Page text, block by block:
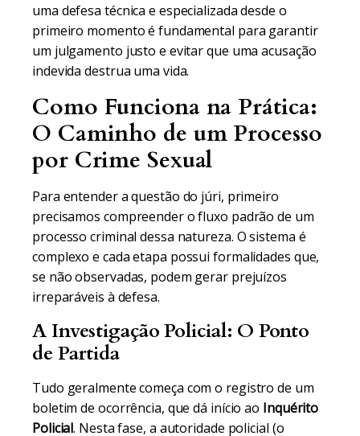
uma defesa técnica e especializada desde o
primeiro momento é fundamental para garantir
um julgamento justo e evitar que uma acusação
indevida destrua uma vida.
Como Funciona na Prática:
O Caminho de um Processo
por Crime Sexual
Para entender a questão do júri, primeiro
precisamos compreender o fluxo padrão de um
processo criminal dessa natureza. O sistema é
complexo e cada etapa possui formalidades que,
se não observadas, podem gerar prejuízos
irreparáveis à defesa.
A Investigação Policial: O Ponto
de Partida
Tudo geralmente começa com o registro de um
boletim de ocorrência, que dá início ao Inquérito
Policial. Nesta fase, a autoridade policial (o